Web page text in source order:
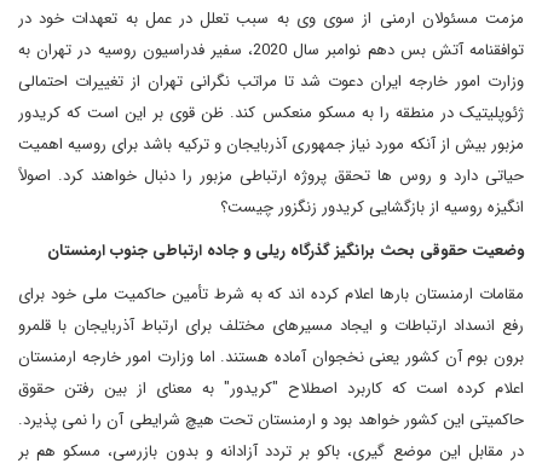
مزمت مسئولان ارمنی از سوی وی به سبب تعلل در عمل به تعهدات خود در
توافقنامه آتش بس دهم نوامبر سال 2020، سفیر فدراسیون روسیه در تهران به
وزارت امور خارجه ایران دعوت شد تا مراتب نگرانی تهران از تغییرات احتمالی
ژئوپلیتیک در منطقه را به مسکو منعکس کند. ظن قوی بر این است که کریدور
مزبور بیش از آنکه مورد نیاز جمهوری آذربایجان و ترکیه باشد برای روسیه اهمیت
حیاتی دارد و روس ها تحقق پروژه ارتباطی مزبور را دنبال خواهند کرد. اصولاً
انگیزه روسیه از بازگشایی کریدور زنگزور چیست؟
وضعیت حقوقی بحث برانگیز گذرگاه ریلی و جاده ارتباطی جنوب ارمنستان
مقامات ارمنستان بارها اعلام کرده اند که به شرط تأمین حاکمیت ملی خود برای
رفع انسداد ارتباطات و ایجاد مسیرهای مختلف برای ارتباط آذربایجان با قلمرو
برون بوم آن کشور یعنی نخجوان آماده هستند. اما وزارت امور خارجه ارمنستان
اعلام کرده است که کاربرد اصطلاح "کریدور" به معنای از بین رفتن حقوق
حاکمیتی این کشور خواهد بود و ارمنستان تحت هیچ شرایطی آن را نمی پذیرد.
در مقابل این موضع گیری، باکو بر تردد آزادانه و بدون بازرسی، مسکو هم بر